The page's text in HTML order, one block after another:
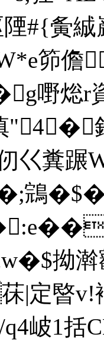
#{ 夤
笷儋
嘢焧
"4�
糞蹍
鵍
w�$
茠|定暋
岥1括